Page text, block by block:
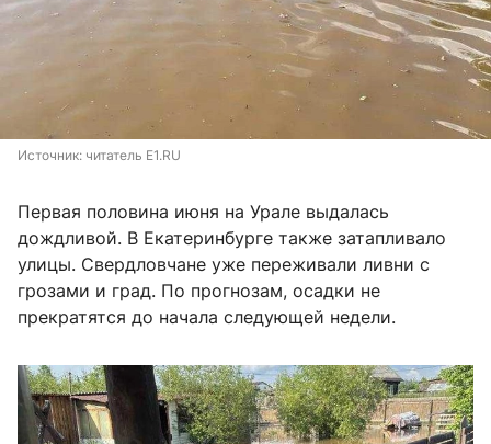
Источник: читатель E1.RU
Первая половина июня на Урале выдалась
дождливой. В Екатеринбурге также затапливало
улицы. Свердловчане уже переживали ливни с
грозами и град. По прогнозам, осадки не
прекратятся до начала следующей недели.